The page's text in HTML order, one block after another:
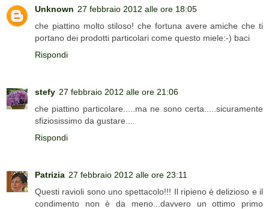
Unknown 27 febbraio 2012 alle ore 18:05
che piattino molto stiloso! che fortuna avere amiche che ti
portano dei prodotti particolari come questo miele:-) baci
Rispondi
stefy 27 febbraio 2012 alle ore 21:06
che piattino particolare.....ma ne sono certa.....sicuramente
sfiziosissimo da gustare....
Rispondi
Patrizia 27 febbraio 2012 alle ore 23:11
Questi ravioli sono uno spettacolo!!! Il ripieno è delizioso e il
condimento non è da meno...davvero un ottimo primo